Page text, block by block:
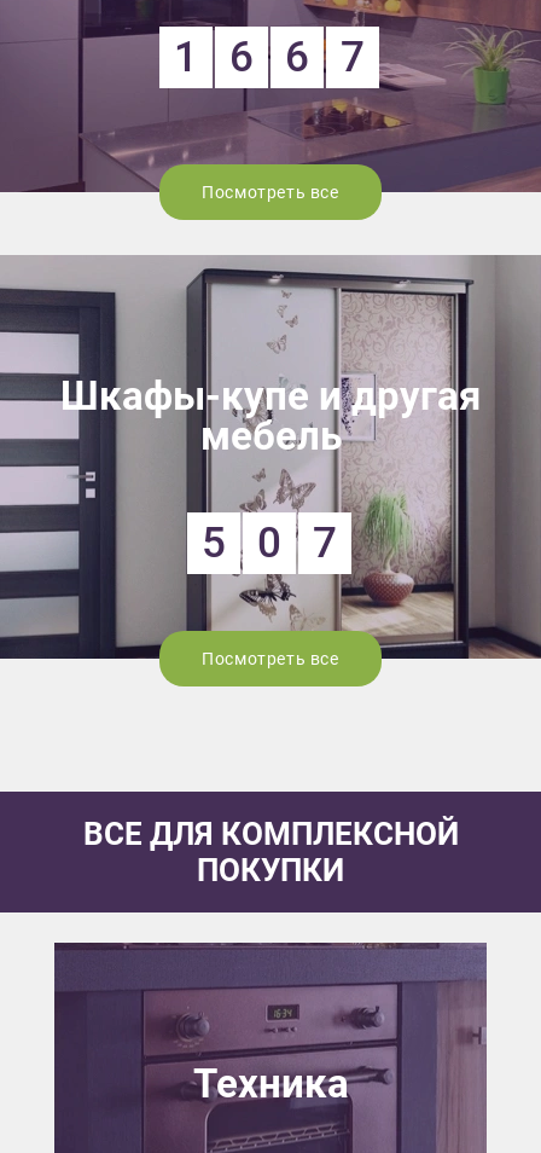
1 6 6 7
Посмотреть все
Шкафы-купе и другая
мебель
5 0 7
Посмотреть все
ВСЕ ДЛЯ КОМПЛЕКСНОЙ
ПОКУПКИ
Техника